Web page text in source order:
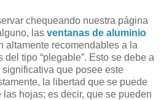
chequeando nuestra página
las ventanas de aluminio
altamente recomendables a la
tipo “plegable”. Esto se debe a
que posee este
la libertad que se puede
hojas; es decir, que se pueden